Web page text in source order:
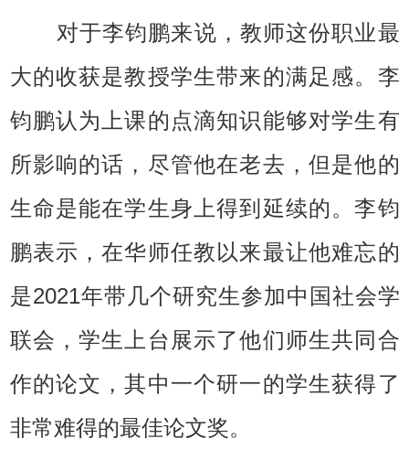
对于李钧鹏来说，教师这份职业最
大的收获是教授学生带来的满足感。李
钧鹏认为上课的点滴知识能够对学生有
所影响的话，尽管他在老去，但是他的
生命是能在学生身上得到延续的。李钧
鹏表示，在华师任教以来最让他难忘的
是2021年带几个研究生参加中国社会学
联会，学生上台展示了他们师生共同合
作的论文，其中一个研一的学生获得了
非常难得的最佳论文奖。